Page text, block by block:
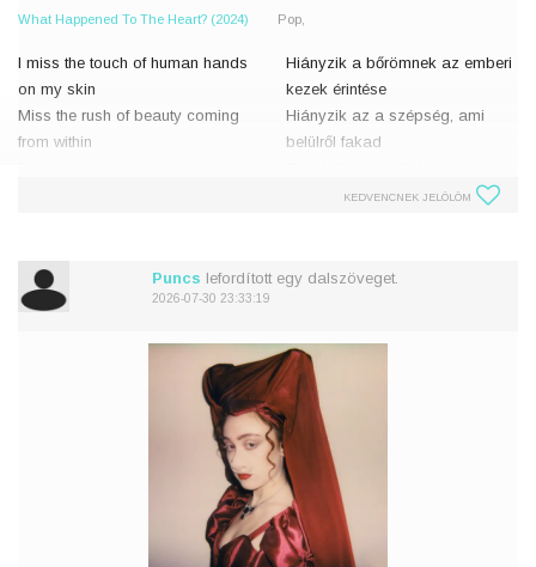
What Happened To The Heart? (2024) Pop,
I miss the touch of human hands
on my skin
Miss the rush of beauty coming
from within
Why do we have
Hiányzik a bőrömnek az emberi
kezek érintése
Hiányzik az a szépség, ami
belülről fakad
hogy valakit érdekeljek?
KEDVENCNEK JELÖLÖM
Puncs lefordított egy dalszöveget.
2026-07-30 23:33:19